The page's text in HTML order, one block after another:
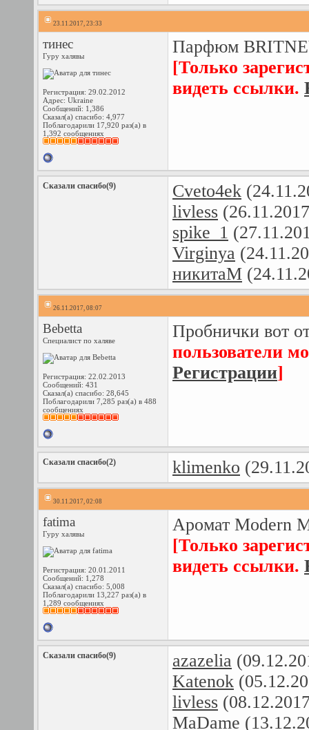
23.11.2017, 23:33
тинес
Гуру халявы
Регистрация: 29.02.2012
Адрес: Ukraine
Сообщений: 1,386
Сказал(а) спасибо: 4,977
Поблагодарили 17,920 раз(а) в
1,392 сообщениях
Парфюм
[Только
видеть ссылки.
Сказали спасибо(9) Cveto4ek
livless
spike_1
Virginya
никитаМ
26.11.2017, 08:07
Bebetta
Специалист по халяве
Регистрация: 22.02.2013
Сообщений: 431
Сказал(а) спасибо: 28,645
Поблагодарили 7,285 раз(а) в 488
сообщениях
Пробнички вот
пользователи
Регистрации]
Сказали спасибо(2) klimenko
30.11.2017, 02:08
fatima
Гуру халявы
Регистрация: 20.01.2011
Сообщений: 1,278
Сказал(а) спасибо: 5,008
Поблагодарили 13,227 раз(а) в
1,289 сообщениях
Аромат Modern
[Только
видеть ссылки.
Сказали спасибо(9) azazelia
Katenok
livless
MaDame